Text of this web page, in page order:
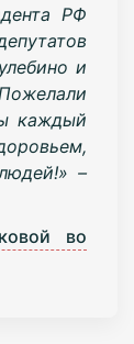
РФ
и
каждый
–
во